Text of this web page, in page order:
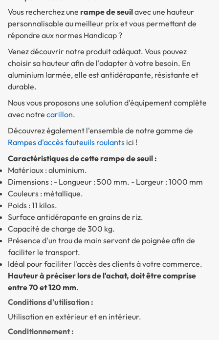
Vous recherchez une rampe de seuilavec une hauteur
personnalisable au meilleur prix et vous permettant de
répondre aux normes Handicap ?
Venez découvrir notre produit adéquat. Vous pouvez
choisir sa hauteur afin de l'adapter à votre besoin. En
aluminium larmée, elle est antidérapante, résistante et
durable.
Nous vous proposons une solution d'équipement complète
avec notre carillon.
Découvrez également l'ensemble de notre gamme de
Rampes d'accès fauteuils roulants ici !
Caractéristiques de cette rampe de seuil :
Matériaux : aluminium.
Dimensions : - Longueur : 500 mm. - Largeur : 1000 mm
Couleurs : métallique.
Poids : 11 kilos.
Surface antidérapante en grains de riz.
Capacité de charge de 300 kg.
Présence d'un trou de main servant de poignée afin de
faciliter le transport.
Idéal pour faciliter l'accès des clients à votre commerce.
Hauteur à préciser lors de l'achat, doit être comprise
entre 70 et 120 mm.
Conditions d'utilisation :
Utilisation en extérieur et en intérieur.
Conditionnement :